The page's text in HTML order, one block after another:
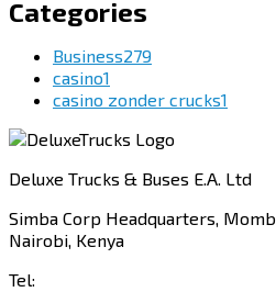
Categories
Business279
casino1
casino zonder crucks1
Deluxe Trucks & Buses E.A. Ltd
Simba Corp Headquarters,
Nairobi, Kenya
Tel: